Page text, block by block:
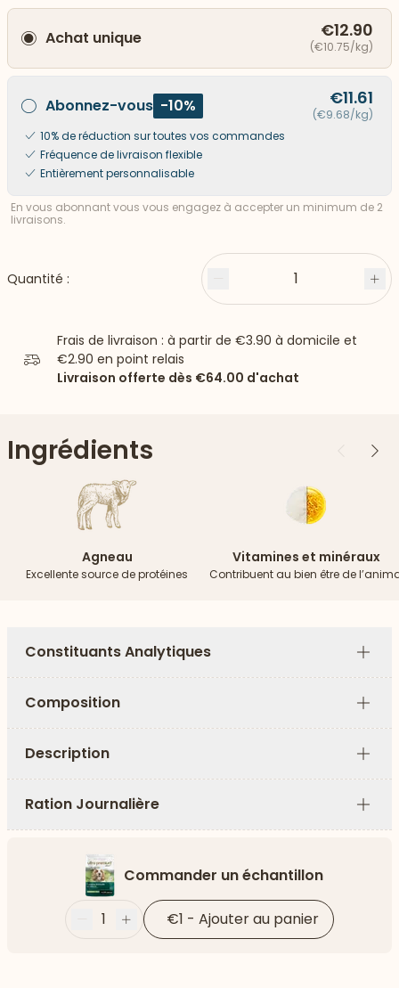
vers le bas
Achat unique €12.90
(€10.75/kg)
Abonnez-vous -10% €11.61
(€9.68/kg)
10% de réduction sur toutes vos commandes
Fréquence de livraison flexible
Entièrement personnalisable
En vous abonnant vous vous engagez à accepter un minimum de 2
livraisons.
Quantité : Moins 1
Frais de livraison : à partir de €3.90 à domicile et
€2.90 en point relais
Livraison offerte dès €64.00 d'achat
Ingrédients Précédent
Agneau
Excellente source de protéines
Vitamines et minéraux
Contribuent au bien être de
Constituants Analytiques
Plus
Composition
Plus
Description
Plus
Ration Journalière
Plus
Commander un échantillon
Moins
1 Plus €1 - Ajouter au panier